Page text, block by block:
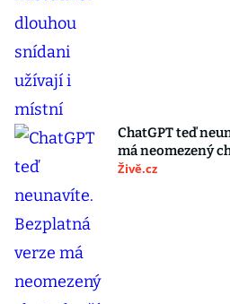
ChatGPT teď
má neomezený
Živě.cz